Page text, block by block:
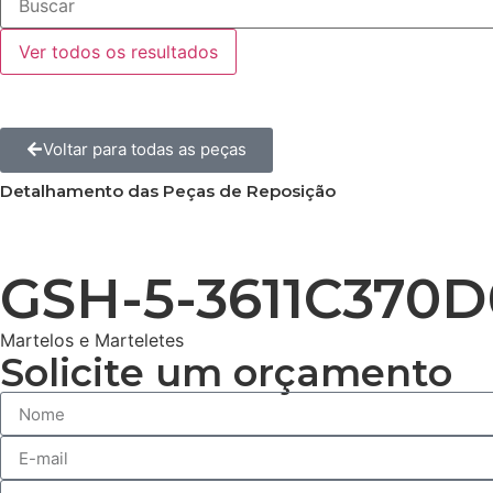
Ver todos os resultados
Voltar para todas as peças
Detalhamento das Peças de Reposição
GSH-5-
Martelos e Marteletes
Solicite um orçamento